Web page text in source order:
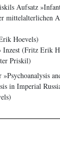
Aufsatz
mittelalterlichen
Hoevels)
Inzest (Fritz Erik
Priskil)
in Imperial